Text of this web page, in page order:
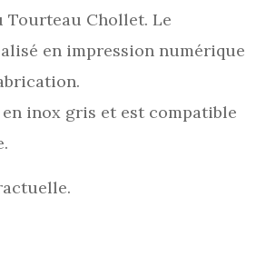
Tourteau Chollet. Le
en impression numérique
inox gris et est compatible